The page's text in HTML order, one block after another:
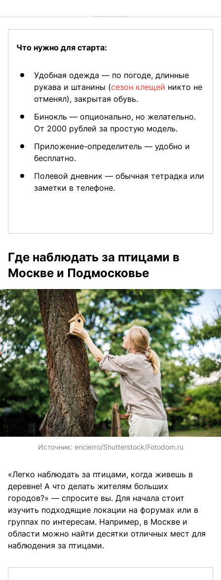
Что нужно для старта:
Удобная одежда — по погоде, длинные
рукава и штанины (сезон клещей никто не
отменял), закрытая обувь.
Бинокль — опционально, но желательно.
От 2000 рублей за простую модель.
Приложение-определитель — удобно и
бесплатно.
Полевой дневник — обычная тетрадка или
заметки в телефоне.
Где наблюдать за птицами в
Москве и Подмосковье
Источник: encierro/Shutterstock/Fotodom.ru
«Легко наблюдать за птицами, когда живешь в
деревне! А что делать жителям больших
городов?» — спросите вы. Для начала стоит
изучить подходящие локации на форумах или в
группах по интересам. Например, в Москве и
области можно найти десятки отличных мест для
наблюдения за птицами.